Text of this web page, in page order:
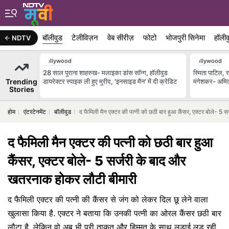
NDTV बॉलीवुड टेलीविज़न वेब सीरीज़ फोटो भोजपुरी सिनेमा
Trending
Stories
Bollywood
28 साल पुराना शाहरुख- मलाइका डांस सॉन्ग, हॉलीवुड
डायरेक्टर स्पाइक ली हुए मुरीद, 'इनसाइड मैन' में दी क्रेडिट
Bollywood
स्मिता पाटिल,
मंगेशकर-
होम एंटरटेनमेंट बॉलीवुड द फैमिली मैन एक्टर की पत्नी को छठी बार हुआ कैंसर, एक्टर बोले- 5
द फैमिली मैन एक्टर की पत्नी को छठी बार हुआ
कैंसर, एक्टर बोले- 5 सर्जरी के बाद और
खतरनाक होकर लौटी बीमारी
द फैमिली एक्टर की पत्नी की कैंसर से जंग को लेकर दिल छू लेने वाला
खुलासा किया है. एक्टर ने बताया कि उनकी पत्नी का ओरल कैंसर छठी बार
लौटा है, लेकिन वो अब भी पूरी ताकत और हिम्मत के साथ लड़ाई लड़ रही